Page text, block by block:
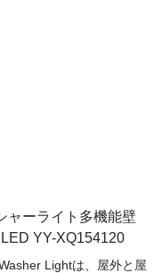
ャーライト多機能壁
YY-XQ154120
Lightは、屋外と屋